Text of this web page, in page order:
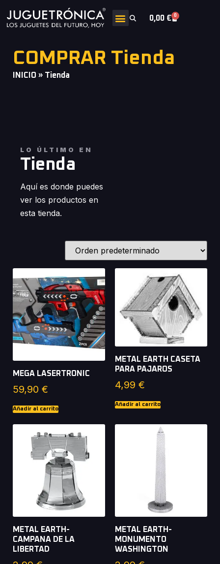
0,00 € 0
COMPRAR Tienda
INICIO » Tienda
LO ÚLTIMO EN
Tienda
Aquí es donde puedes
ver los productos en
esta tienda.
MEGA LASERTRONIC
59,90 €
Añadir al carrito
METAL EARTH CASETA
PARA PAJAROS
4,99 €
Añadir al carrito
METAL EARTH-
CAMPANA DE LA
LIBERTAD
METAL EARTH-
MONUMENTO
WASHINGTON